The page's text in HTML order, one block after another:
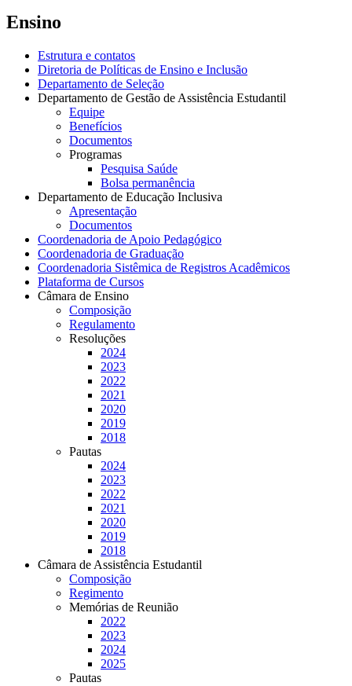
Ensino
Estrutura e contatos
Diretoria de Políticas de Ensino e Inclusão
Departamento de Seleção
Departamento de Gestão de Assistência Estudantil
Equipe
Benefícios
Documentos
Programas
Pesquisa Saúde
Bolsa permanência
Departamento de Educação Inclusiva
Apresentação
Documentos
Coordenadoria de Apoio Pedagógico
Coordenadoria de Graduação
Coordenadoria Sistêmica de Registros Acadêmicos
Plataforma de Cursos
Câmara de Ensino
Composição
Regulamento
Resoluções
2024
2023
2022
2021
2020
2019
2018
Pautas
2024
2023
2022
2021
2020
2019
2018
Câmara de Assistência Estudantil
Composição
Regimento
Memórias de Reunião
2022
2023
2024
2025
Pautas